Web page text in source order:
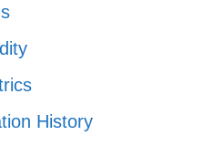
History